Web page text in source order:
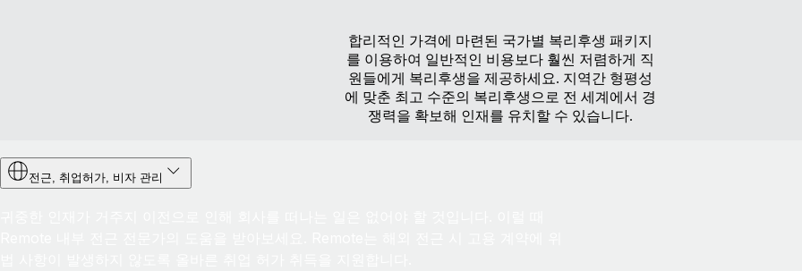
합리적인 가격에 마련된 국가별 복리후생 패키지
를 이용하여 일반적인 비용보다 훨씬 저렴하게 직
원들에게 복리후생을 제공하세요. 지역간 형평성
에 맞춘 최고 수준의 복리후생으로 전 세계에서 경
쟁력을 확보해 인재를 유치할 수 있습니다.
전근, 취업허가, 비자 관리